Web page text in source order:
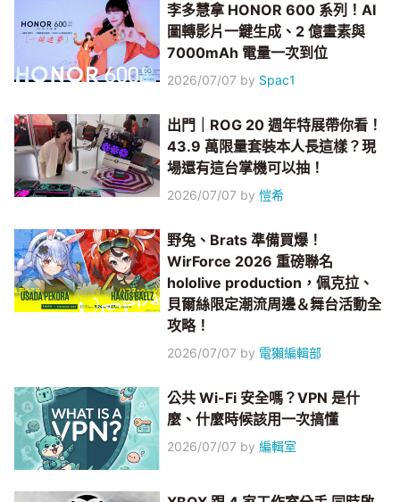
李多慧拿 HONOR 600 系列！AI
圖轉影片一鍵生成、2 億畫素與
7000mAh 電量一次到位
2026/07/07 by Spac1
出門｜ROG 20 週年特展帶你看！
43.9 萬限量套裝本人長這樣？現
場還有這台掌機可以抽！
2026/07/07 by愷希
野兔、Brats 準備買爆！
WirForce 2026 重磅聯名
hololive production，佩克拉、
貝爾絲限定潮流周邊＆舞台活動全
攻略！
2026/07/07 by 電獺編輯部
公共 Wi-Fi 安全嗎？VPN 是什
麼、什麼時候該用一次搞懂
2026/07/07 by編輯室